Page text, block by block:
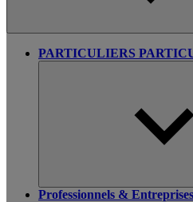
PARTICULIERS
Professionnels & Entreprises